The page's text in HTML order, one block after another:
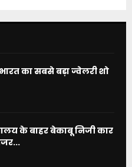
का सबसे बड़ा ज्वेलरी शो
के बाहर बेकाबू निजी कार